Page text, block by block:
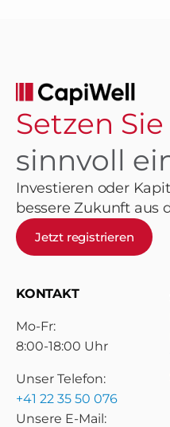
Setzen Sie
sinnvoll
Investieren oder
bessere Zukunft aus
Jetzt registrieren
KONTAKT
Mo-Fr:
8:00-18:00 Uhr
Unser Telefon:
+41 22 35 50 076
Unsere E-Mail: